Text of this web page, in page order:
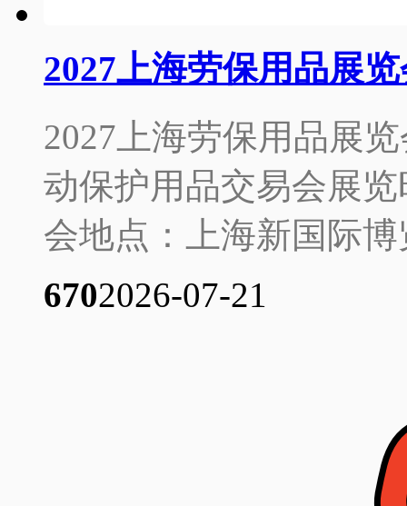
2027上海劳保用品展
2027上海劳保用品展
动保护用品交易会展
会地点：上海新国际
6702026-07-21